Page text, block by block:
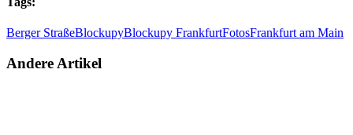
Berger StraßeBlockupyBlockupy FrankfurtFotosFrankfurt am Main
Andere Artikel